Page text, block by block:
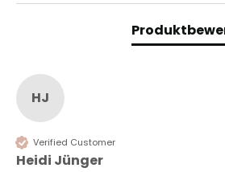
HJ
Verified Customer
Heidi Jünger